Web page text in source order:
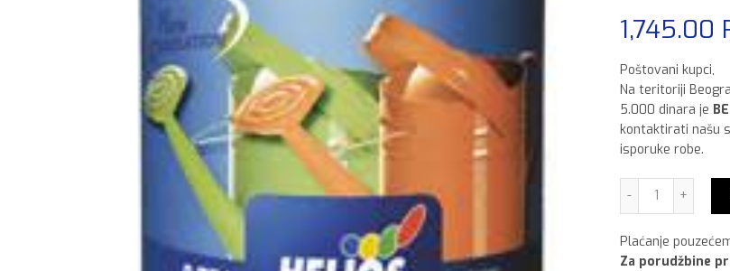
1,745.00
Poštovani kupci,
Na teritoriji
5.000 dinara je
kontaktirati našu
isporuke robe.
Tessarol
Plaćanje
Za porudžbine